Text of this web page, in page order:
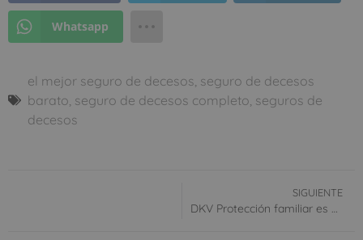
Whatsapp
el mejor seguro de decesos, seguro de decesos
barato, seguro de decesos completo, seguros de
decesos
SIGUIENTE